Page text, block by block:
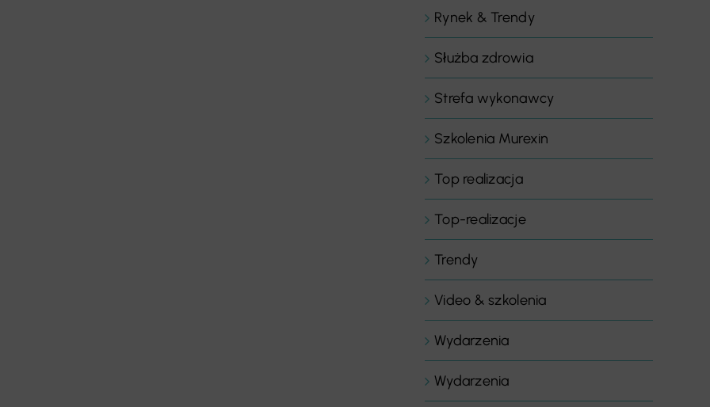
Rynek & Trendy
Służba zdrowia
Strefa wykonawcy
Szkolenia Murexin
Top realizacja
Top-realizacje
Trendy
Video & szkolenia
Wydarzenia
Wydarzenia